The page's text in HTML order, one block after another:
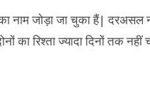
नाम जोड़ा जा चुका हैं|
का रिश्ता ज्यादा दिनों तक नहीं